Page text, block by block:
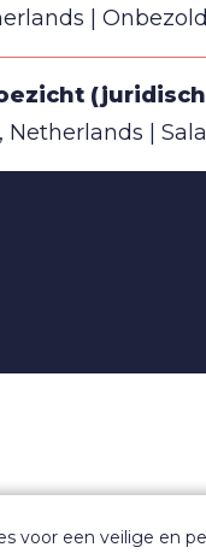
Netherlands
voor een veilige en